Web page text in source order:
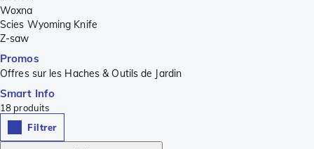
Woxna
Scies Wyoming Knife
Z-saw
Promos
Offres sur les Haches & Outils de Jardin
Smart Info
18 produits
Filtrer